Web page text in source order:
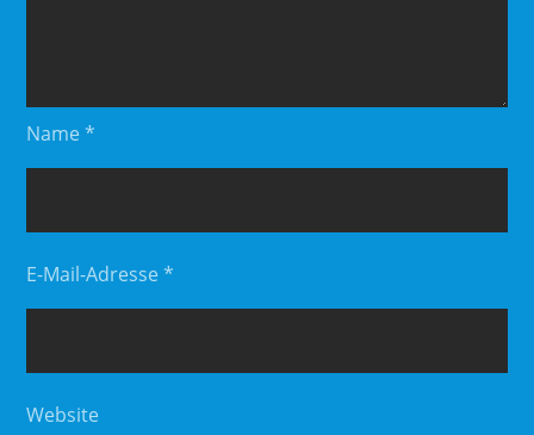
Name*
E-Mail-Adresse*
Website